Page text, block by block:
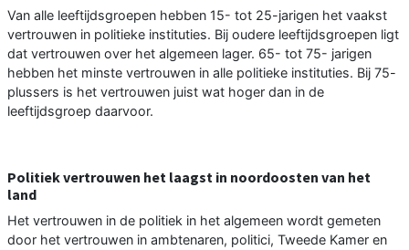
Van alle leeftijdsgroepen hebben 15- tot 25-jarigen het vaakst
vertrouwen in politieke instituties. Bij oudere leeftijdsgroepen ligt
dat vertrouwen over het algemeen lager. 65- tot 75- jarigen
hebben het minste vertrouwen in alle politieke instituties. Bij 75-
plussers is het vertrouwen juist wat hoger dan in de
leeftijdsgroep daarvoor.
Politiek vertrouwen het laagst in noordoosten van het
land
Het vertrouwen in de politiek in het algemeen wordt gemeten
door het vertrouwen in ambtenaren, politici, Tweede Kamer en